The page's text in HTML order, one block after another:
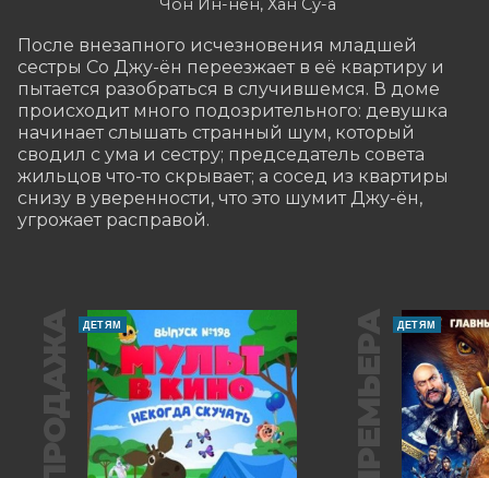
Чон Ин-нён, Хан Су-а
После внезапного исчезновения младшей
сестры Со Джу-ён переезжает в её квартиру и
пытается разобраться в случившемся. В доме
происходит много подозрительного: девушка
начинает слышать странный шум, который
сводил с ума и сестру; председатель совета
жильцов что-то скрывает; а сосед из квартиры
снизу в уверенности, что это шумит Джу-ён,
угрожает расправой.
ДЕТЯМ ПРЕМЬЕРА ДЕТЯМ